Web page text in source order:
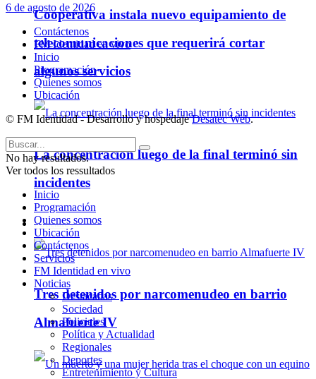
Cooperativa instala nuevo equipamiento de
telecomunicaciones que requerirá cortar
algunos servicios
La concentración luego de la final terminó sin
incidentes
Policiales
Tres detenidos por narcomenudeo en barrio
Almafuerte IV
6 de agosto de 2026
Contáctenos
FM Identidad en vivo
Inicio
Programación
Quienes somos
Ubicación
© FM Identidad - Desarrollo y hospedajeDesatec Web.
No hay resultados.
Ver todos los ressultados
Inicio
Programación
Quienes somos
Ubicación
Contáctenos
Servicios
FM Identidad en vivo
Noticias
Destacadas
Sociedad
Policiales
Política y Actualidad
Regionales
Deportes
Entretenimiento y Cultura